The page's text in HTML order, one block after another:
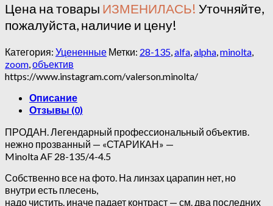
Цена на товары ИЗМЕНИЛАСЬ! Уточняйте,
пожалуйста, наличие и цену!
Категория: Уцененные Метки: 28-135,alfa,alpha,minolta,
zoom,объектив
https://www.instagram.com/valerson.minolta/
Описание
Отзывы (0)
ПРОДАН. Легендарный профессиональный объектив.
нежно прозванный — «СТАРИКАН» —
Minolta AF 28-135/4-4.5
Собственно все на фото. На линзах царапин нет, но
внутри есть плесень,
надо чистить. иначе падает контраст — см. два последних